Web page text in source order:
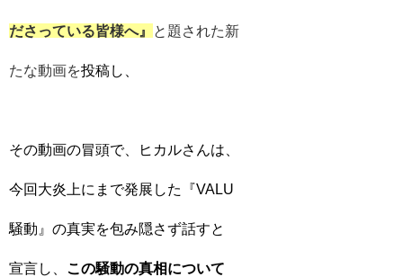
ださっている皆様へ』 と 題された新
たな動画を投稿し、
その動画の冒頭で、ヒカルさんは、
今回大炎上にまで発展した『VALU
騒動』の真実を包み隠さず話すと
宣言し、 この騒動の真相について